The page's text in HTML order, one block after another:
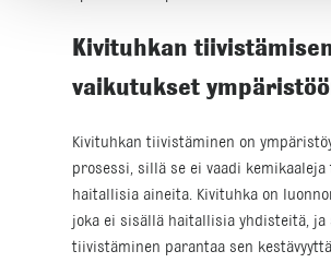
Kivituhkan
vaikutukset
Kivituhkan tiivistäminen on
prosessi, sillä se ei vaadi
haitallisia aineita. Kivituhka on
joka ei sisällä haitallisia yhdisteitä, ja
tiivistäminen parantaa sen